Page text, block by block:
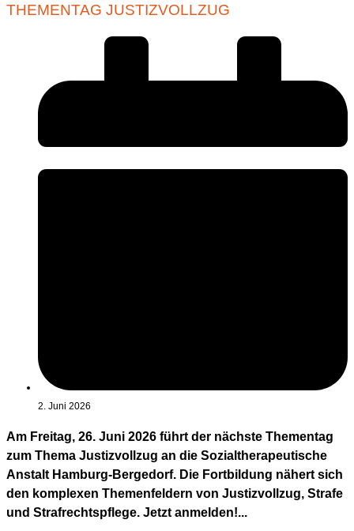
THEMENTAG JUSTIZVOLLZUG
2. Juni 2026
Am Freitag, 26. Juni 2026 führt der nächste Thementag
zum Thema Justizvollzug an die Sozialtherapeutische
Anstalt Hamburg-Bergedorf. Die Fortbildung nähert sich
den komplexen Themenfeldern von Justizvollzug, Strafe
und Strafrechtspflege. Jetzt anmelden!...